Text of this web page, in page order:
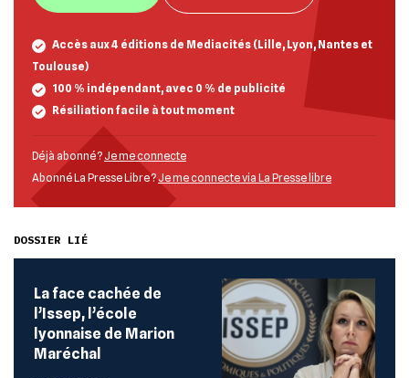
Accès aux 4 éditions de Mediacités (Lille, Lyon, Nantes et
Toulouse)
100 % indépendant, avec 0 % de publicité
Résiliation facile à tout moment
Déjà abonné ? Je me connecte
Abonné La Presse Libre ?Je me connecte via La Presse libre
DOSSIER LIÉ
La face cachée de
l’Issep, l’école
lyonnaise de Marion
Maréchal